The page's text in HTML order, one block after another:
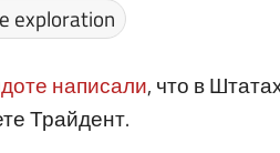
exploration
написали, что в
Трайдент.